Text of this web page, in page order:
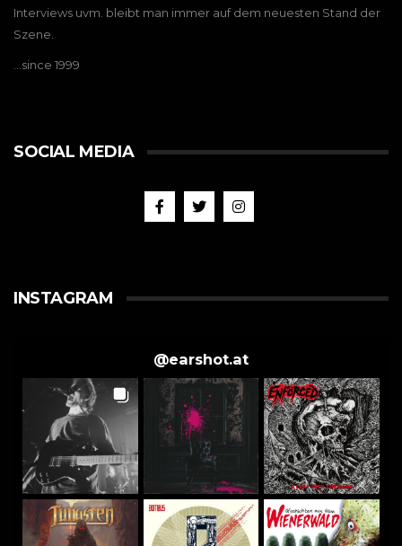
Interviews uvm. bleibt man immer auf dem neuesten Stand der
Szene.
…since 1999
SOCIAL MEDIA
INSTAGRAM
@earshot.at